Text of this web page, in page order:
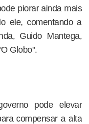
piorar ainda mais
ele, comentando a
Guido Mantega,
Globo".
pode elevar
compensar a alta